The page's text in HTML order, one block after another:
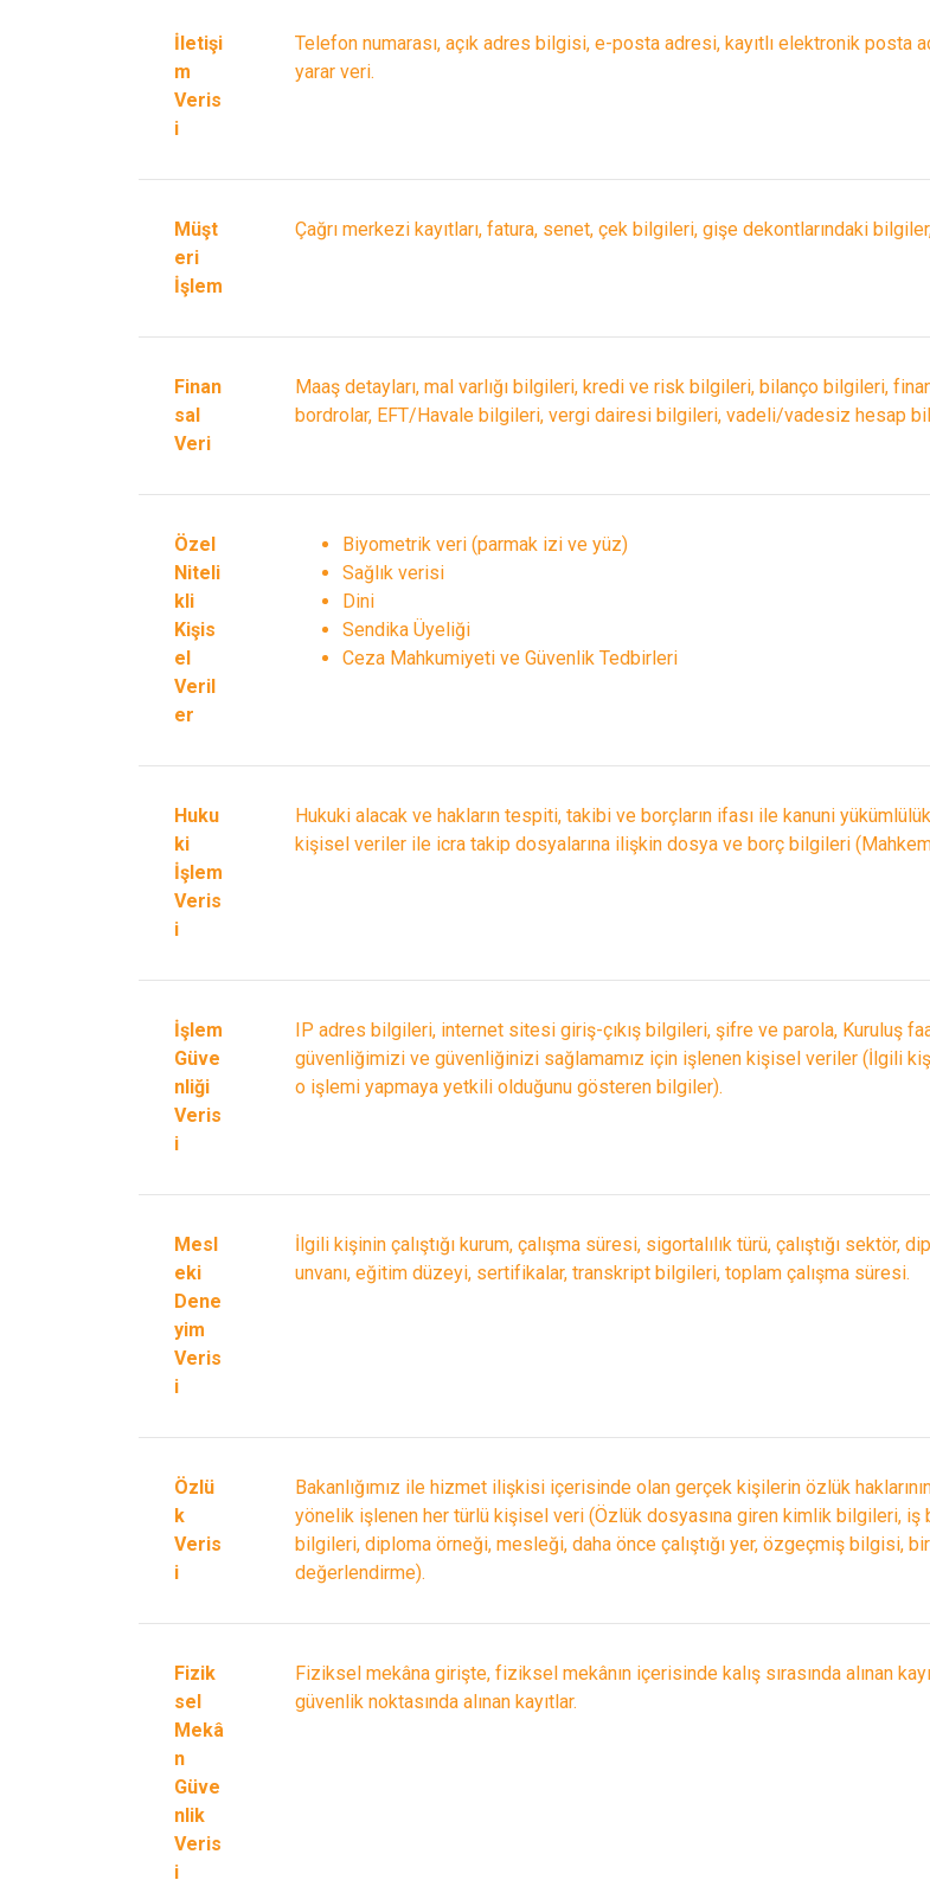
İletişi
m
Veris
i
Telefon numarası, açık adres bilgisi, e-posta adresi, kayıtlı elektronik
yarar veri.
Müşt
eri
İşlem
Çağrı merkezi kayıtları, fatura, senet, çek bilgileri, gişe dekontlarındaki
Finan
sal
Veri
Maaş detayları, mal varlığı bilgileri, kredi ve risk bilgileri, bilanço bilgileri,
bordrolar, EFT/Havale bilgileri, vergi dairesi bilgileri, vadeli/vadesiz hesap
Özel
Niteli
kli
Kişis
el
Veril
er
Biyometrik veri (parmak izi ve yüz)
Sağlık verisi
Dini
Sendika Üyeliği
Ceza Mahkumiyeti ve Güvenlik Tedbirleri
Huku
ki
İşlem
Veris
i
Hukuki alacak ve hakların tespiti, takibi ve borçların ifası ile kanuni
kişisel veriler ile icra takip dosyalarına ilişkin dosya ve borç bilgileri
İşlem
Güve
nliği
Veris
i
IP adres bilgileri, internet sitesi giriş-çıkış bilgileri, şifre ve parola, Kuruluş
güvenliğimizi ve güvenliğinizi sağlamamız için işlenen kişisel veriler (İlgili
o işlemi yapmaya yetkili olduğunu gösteren bilgiler).
Mesl
eki
Dene
yim
Veris
i
İlgili kişinin çalıştığı kurum, çalışma süresi, sigortalılık türü, çalıştığı
unvanı, eğitim düzeyi, sertifikalar, transkript bilgileri, toplam çalışma süresi.
Özlü
k
Veris
i
Bakanlığımız ile hizmet ilişkisi içerisinde olan gerçek kişilerin özlük
yönelik işlenen her türlü kişisel veri (Özlük dosyasına giren kimlik bilgileri,
bilgileri, diploma örneği, mesleği, daha önce çalıştığı yer, özgeçmiş bilgisi,
değerlendirme).
Fizik
sel
Mekâ
n
Güve
nlik
Veris
i
Fiziksel mekâna girişte, fiziksel mekânın içerisinde kalış sırasında alınan
güvenlik noktasında alınan kayıtlar.